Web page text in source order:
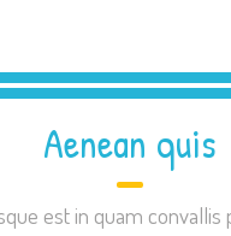
Aenean quis
est in quam convallis